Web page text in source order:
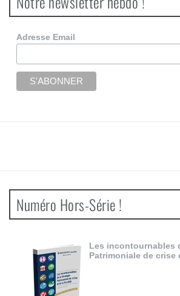
Adresse Email
Numéro Hors-Série !
Les incontournables
Patrimoniale de crise